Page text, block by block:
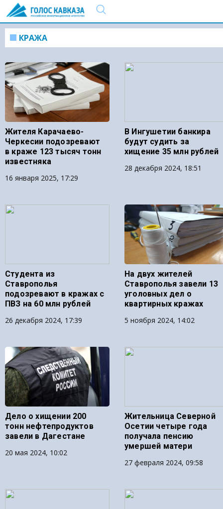
КРАЖА
Жителя Карачаево-
Черкесии подозревают
в краже 123 тысяч тонн
известняка
16 января 2025, 17:29
В Ингушетии банкира
будут судить за
хищение 35 млн рублей
28 декабря 2024, 18:51
Студента из
Ставрополья
подозревают в кражах с
ПВЗ на 60 млн рублей
26 декабря 2024, 17:39
На двух жителей
Ставрополья завели 13
уголовных дел о
квартирных кражах
5 ноября 2024, 14:02
Дело о хищении 200
тонн нефтепродуктов
завели в Дагестане
20 мая 2024, 10:02
Жительница Северной
Осетии четыре года
получала пенсию
умершей матери
27 февраля 2024, 09:58